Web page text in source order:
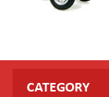
CATEGORY